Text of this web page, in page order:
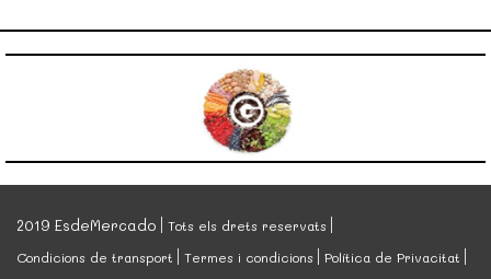
2019 EsdeMercado
Tots els drets reservats
Condicions de transport
Termes i condicions
Política de Privacitat